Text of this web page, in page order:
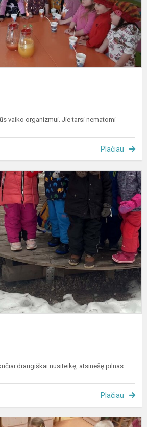
vaiko organizmui. Jie tarsi nematomi
Plačiau
draugiškai nusiteikę, atsinešę pilnas
Plačiau